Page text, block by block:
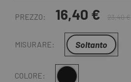
PREZZO: 16,40 € 23,40 €
MISURARE: Soltanto
COLORE: Nero